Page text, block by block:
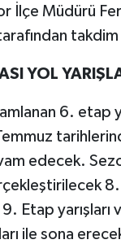
İlçe Müdürü
YOL
6. etap
edecek.
8.
Etap
ile sona